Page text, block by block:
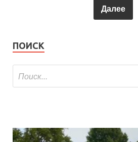
Далее
ПОИСК